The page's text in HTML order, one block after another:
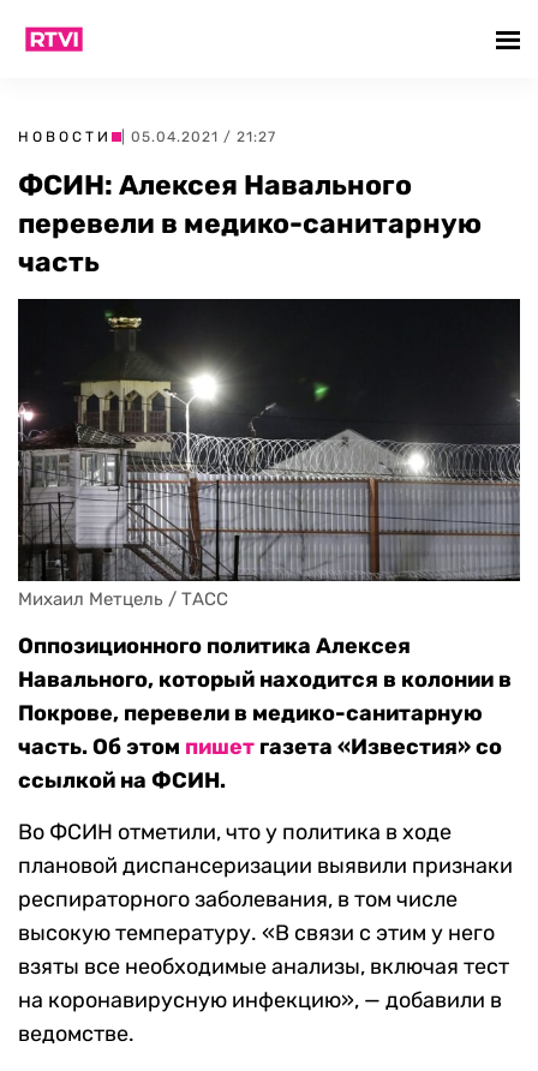
НОВОСТИ | 05.04.2021 / 21:27
ФСИН: Алексея Навального
перевели в медико-санитарную
часть
Михаил Метцель / ТАСС
Оппозиционного политика Алексея
Навального, который находится в колонии в
Покрове, перевели в медико-санитарную
часть. Об этом пишет газета «Известия» со
ссылкой на ФСИН.
Во ФСИН отметили, что у политика в ходе
плановой диспансеризации выявили признаки
респираторного заболевания, в том числе
высокую температуру. «В связи с этим у него
взяты все необходимые анализы, включая тест
на коронавирусную инфекцию», — добавили в
ведомстве.